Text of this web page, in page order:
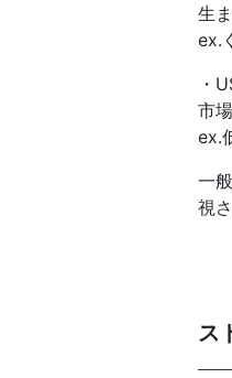
生
ex.
・
市
ex.
一
視
ス